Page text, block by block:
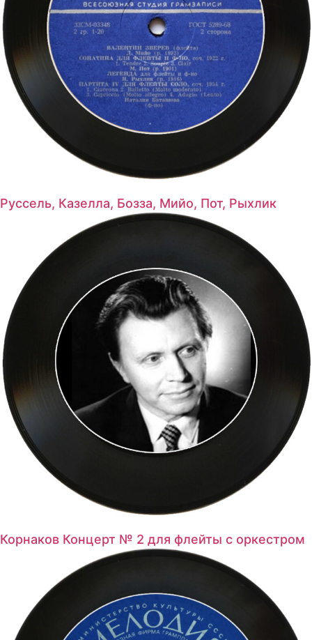
Руссель, Казелла, Бозза, Мийо, Пот, Рыхлик
Корнаков Концерт № 2 для флейты с оркестром